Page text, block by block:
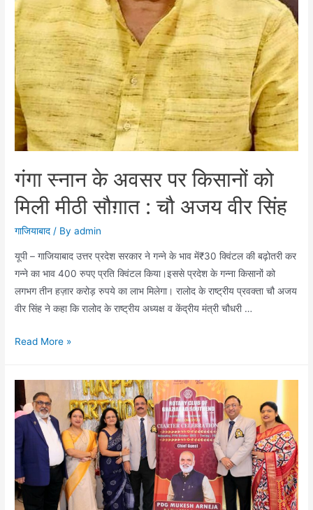
गंगा स्नान के अवसर पर किसानों को
मिली मीठी सौग़ात : चौ अजय वीर सिंह
गाजियाबाद / Byadmin
यूपी – गाजियाबाद उत्तर प्रदेश सरकार ने गन्ने के भाव में₹30 क्विंटल की बढ़ोतरी कर
गन्ने का भाव 400 रुपए प्रति क्विंटल किया।इससे प्रदेश के गन्ना किसानों को
लगभग तीन हज़ार करोड़ रुपये का लाभ मिलेगा। रालोद के राष्ट्रीय प्रवक्ता चौ अजय
वीर सिंह ने कहा कि रालोद के राष्ट्रीय अध्यक्ष व केंद्रीय मंत्री चौधरी …
गंगा
अवसर
पर
किसानों
को
मीठी
सौग़ात
Read More »